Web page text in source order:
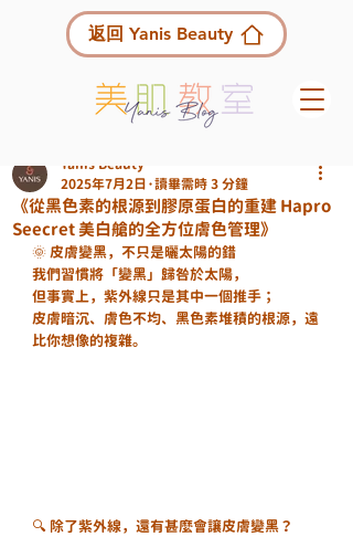
返回 Yanis Beauty
《從黑色素的根源到膠原蛋白的重建 Hapro
Seecret 美白艙的全方位膚色管理》
Yanis Beauty
2025年7月2日 讀畢需時 3 分鐘
🌞 皮膚變黑，不只是曬太陽的錯
我們習慣將「變黑」歸咎於太陽，
但事實上，紫外線只是其中一個推手；
皮膚暗沉、膚色不均、黑色素堆積的根源，遠
比你想像的複雜。
🔍 除了紫外線，還有甚麼會讓皮膚變黑？